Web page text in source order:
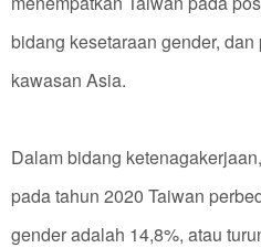
bidang kesetaraan gender,
kawasan Asia.
Dalam bidang
pada tahun 2020 Taiwan
gender adalah 14,8%, atau